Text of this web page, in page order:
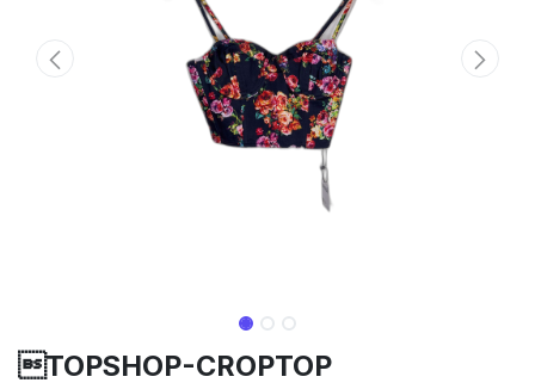
TOPSHOP-CROPTOP